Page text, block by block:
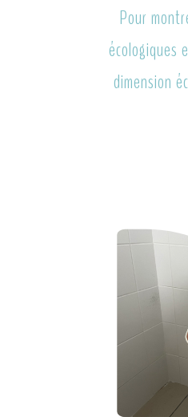
Pour
écologiques
dimension